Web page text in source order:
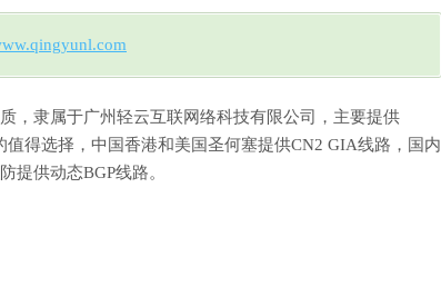
，隶属于广州轻云互联网络科技有限公司，主要提供
得选择，中国香港和美国圣何塞提供CN2 GIA线路，国内
提供动态BGP线路。